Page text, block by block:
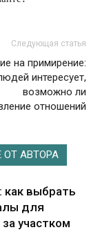
Следующая статья
на примирение:
интересует,
возможно ли
отношений
ОТ АВТОРА
выбрать
для
участком